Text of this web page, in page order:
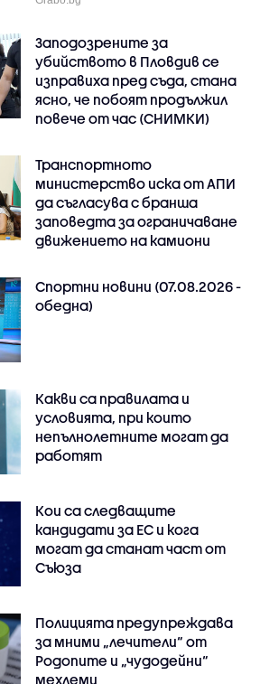
Заподозрените за
убийството в Пловдив се
изправиха пред съда, стана
ясно, че побоят продължил
повече от час (СНИМКИ)
Транспортното
министерство иска от АПИ
да съгласува с бранша
заповедта за ограничаване
движението на камиони
Спортни новини (07.08.2026 -
обедна)
Какви са правилата и
условията, при които
непълнолетните могат да
работят
Кои са следващите
кандидати за ЕС и кога
могат да станат част от
Съюза
Полицията предупреждава
за мними „лечители“ от
Родопите и „чудодейни“
мехлеми